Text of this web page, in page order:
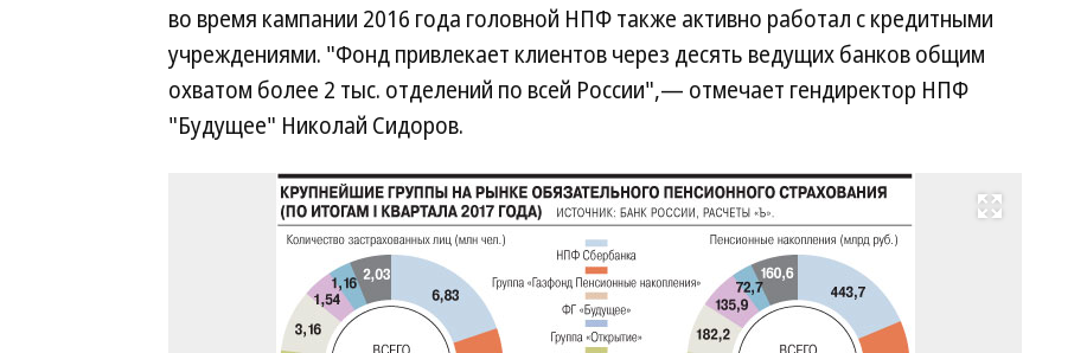
во время кампании 2016 года головной НПФ также активно работал с кредитными
учреждениями. "Фонд привлекает клиентов через десять ведущих банков общим
охватом более 2 тыс. отделений по всей России",— отмечает гендиректор НПФ
"Будущее" Николай Сидоров.
Развернуть на весь экран